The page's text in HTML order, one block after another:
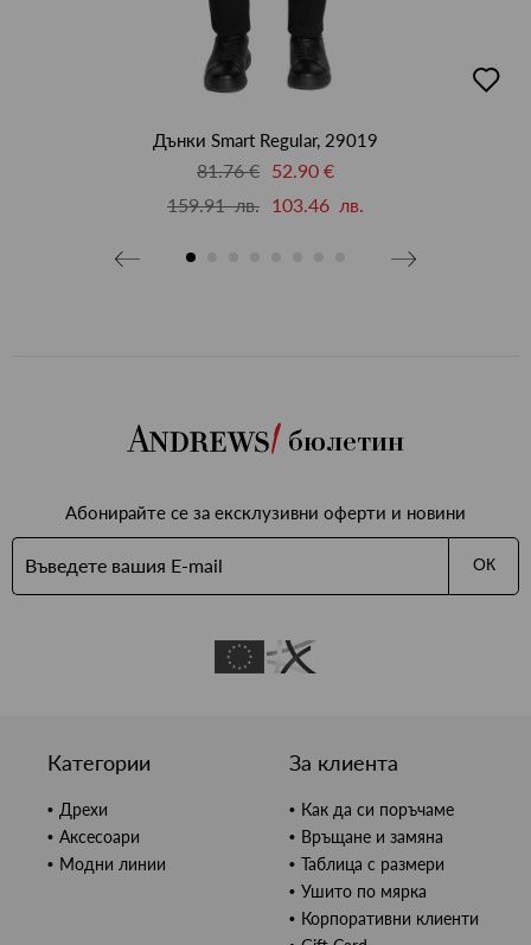
в
Дънки Smart Regular, 29019
81.76 € 52.90 €
159.91 лв. 103.46 лв.
бюлетин
Абонирайте се за ексклузивни оферти и новини
ОК
Категории
Дрехи
Аксесоари
Модни линии
За клиента
Как да си поръчаме
Връщане и замяна
Таблица с размери
Ушито по мярка
Корпоративни клиенти